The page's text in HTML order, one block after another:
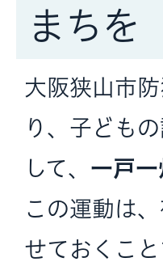
まちを
大阪狭山市
り、子ども
して、 一戸
この運動は
せておくこ